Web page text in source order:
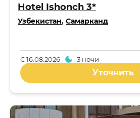
Hotel Ishonch 3*
Узбекистан, Самарканд
С16.08.2026 3 ночи
Уточнить